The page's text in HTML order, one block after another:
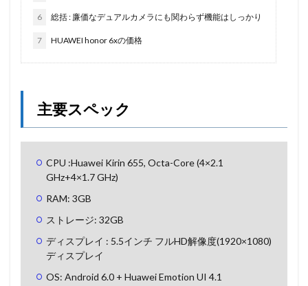
6 総括 : 廉価なデュアルカメラにも関わらず機能はしっかり
7 HUAWEI honor 6xの価格
主要スペック
CPU :Huawei Kirin 655, Octa-Core (4×2.1
GHz+4×1.7 GHz)
RAM: 3GB
ストレージ: 32GB
ディスプレイ : 5.5インチ フルHD解像度(1920×1080)
ディスプレイ
OS: Android 6.0 + Huawei Emotion UI 4.1